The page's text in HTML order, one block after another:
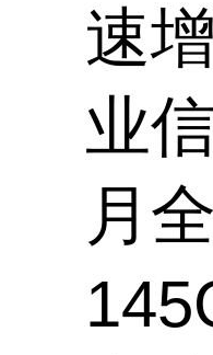
速
业
月